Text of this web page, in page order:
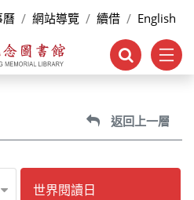
曆 網站導覽 續借 English
返回上一層
世界閱讀日